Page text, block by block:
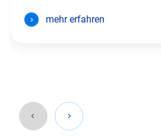
mehr erfahren